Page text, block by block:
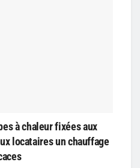
à chaleur fixées aux
locataires un chauffage